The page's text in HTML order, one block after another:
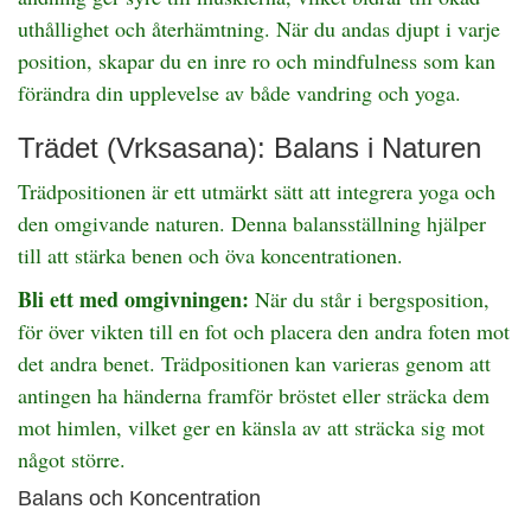
uthållighet och återhämtning. När du andas djupt i varje
position, skapar du en inre ro och mindfulness som kan
förändra din upplevelse av både vandring och yoga.
Trädet (Vrksasana): Balans i Naturen
Trädpositionen är ett utmärkt sätt att integrera yoga och
den omgivande naturen. Denna balansställning hjälper
till att stärka benen och öva koncentrationen.
Bli ett med omgivningen: När du står i bergsposition,
för över vikten till en fot och placera den andra foten mot
det andra benet. Trädpositionen kan varieras genom att
antingen ha händerna framför bröstet eller sträcka dem
mot himlen, vilket ger en känsla av att sträcka sig mot
något större.
Balans och Koncentration